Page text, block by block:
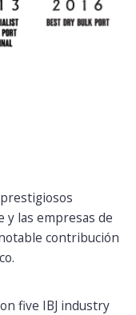
y las empresas de
contribución
five IBJ industry